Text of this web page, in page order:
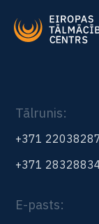
Tālrunis:
+371
+371
E-pasts: